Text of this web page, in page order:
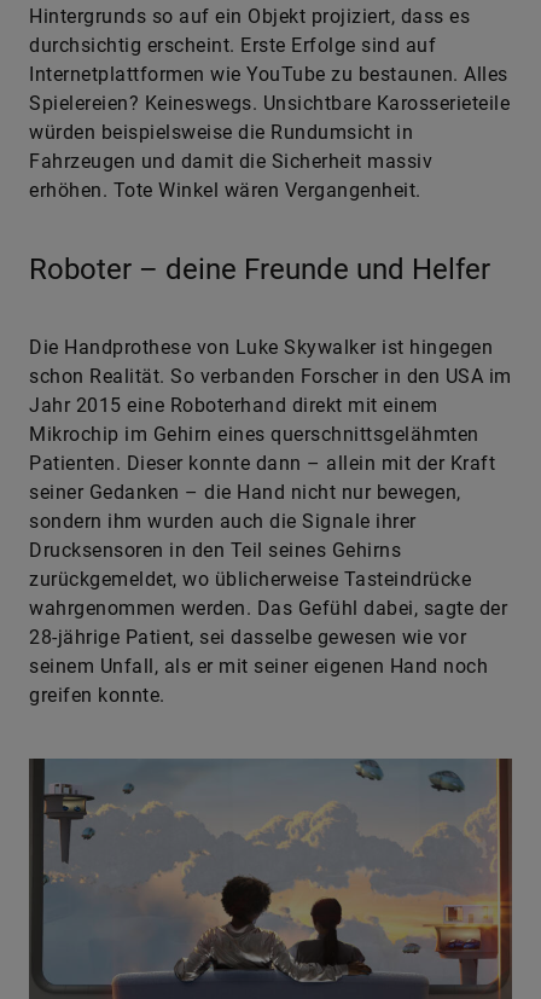
Hintergrunds so auf ein Objekt projiziert, dass es
durchsichtig erscheint. Erste Erfolge sind auf
Internetplattformen wie YouTube zu bestaunen. Alles
Spielereien? Keineswegs. Unsichtbare Karosserieteile
würden beispielsweise die Rundumsicht in
Fahrzeugen und damit die Sicherheit massiv
erhöhen. Tote Winkel wären Vergangenheit.
Roboter – deine Freunde und Helfer
Die Handprothese von Luke Skywalker ist hingegen
schon Realität. So verbanden Forscher in den USA im
Jahr 2015 eine Roboterhand direkt mit einem
Mikrochip im Gehirn eines querschnittsgelähmten
Patienten. Dieser konnte dann – allein mit der Kraft
seiner Gedanken – die Hand nicht nur bewegen,
sondern ihm wurden auch die Signale ihrer
Drucksensoren in den Teil seines Gehirns
zurückgemeldet, wo üblicherweise Tasteindrücke
wahrgenommen werden. Das Gefühl dabei, sagte der
28-jährige Patient, sei dasselbe gewesen wie vor
seinem Unfall, als er mit seiner eigenen Hand noch
greifen konnte.